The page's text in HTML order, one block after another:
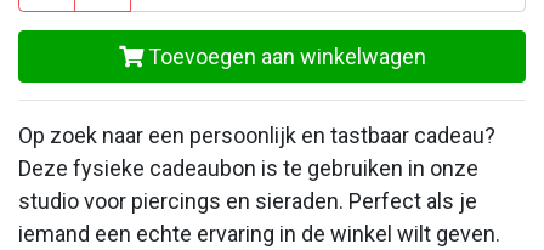
Toevoegen aan winkelwagen
Op zoek naar een persoonlijk en tastbaar cadeau?
Deze fysieke cadeaubon is te gebruiken in onze
studio voor piercings en sieraden. Perfect als je
iemand een echte ervaring in de winkel wilt geven.